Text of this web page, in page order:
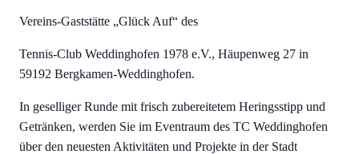
Vereins-Gaststätte „Glück Auf“ des
Tennis-Club Weddinghofen 1978 e.V., Häupenweg 27 in
59192 Bergkamen-Weddinghofen.
In geselliger Runde mit frisch zubereitetem Heringsstipp und
Getränken, werden Sie im Eventraum des TC Weddinghofen
über den neuesten Aktivitäten und Projekte in der Stadt